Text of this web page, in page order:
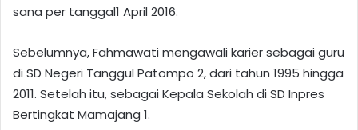
sana per tanggal1 April 2016.
Sebelumnya, Fahmawati mengawali karier sebagai guru
di SD Negeri Tanggul Patompo 2, dari tahun 1995 hingga
2011. Setelah itu, sebagai Kepala Sekolah di SD Inpres
Bertingkat Mamajang 1.